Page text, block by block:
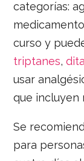
categorías:
curso y
triptanes,
usar
que incluyen
Se
para